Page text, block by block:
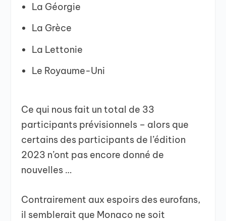
La Géorgie
La Grèce
La Lettonie
Le Royaume-Uni
Ce qui nous fait un total de 33
participants prévisionnels – alors que
certains des participants de l’édition
2023 n’ont pas encore donné de
nouvelles …
Contrairement aux espoirs des eurofans,
il semblerait que Monaco ne soit